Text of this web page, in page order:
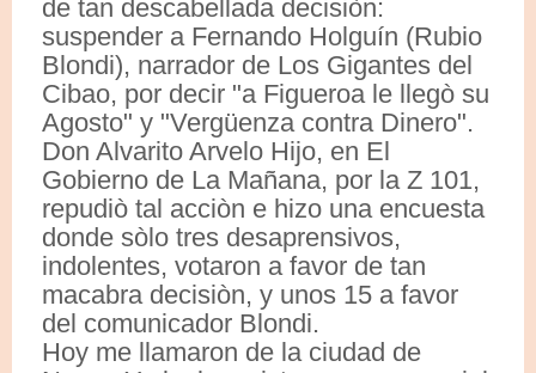
de tan descabellada decisiòn:
suspender a Fernando Holguín (Rubio
Blondi), narrador de Los Gigantes del
Cibao, por decir "a Figueroa le llegò su
Agosto" y "Vergüenza contra Dinero".
Don Alvarito Arvelo Hijo, en El
Gobierno de La Mañana, por la Z 101,
repudiò tal acciòn e hizo una encuesta
donde sòlo tres desaprensivos,
indolentes, votaron a favor de tan
macabra decisiòn, y unos 15 a favor
del comunicador Blondi.
Hoy me llamaron de la ciudad de